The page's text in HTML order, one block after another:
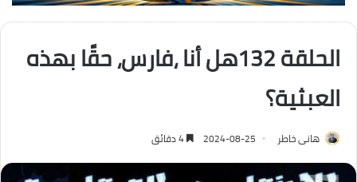
الحلقة 132هل أنا ،فارس، حقًا بهذه
العبثية؟
هانى خاطر 2024-08-25